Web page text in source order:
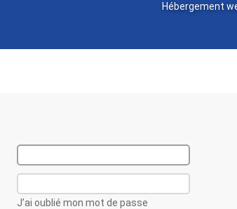
Hébergement
J’ai oublié mon mot de passe